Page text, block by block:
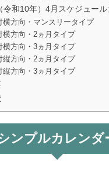
令和10年）4月スケジュー
横方向・マンスリータイプ
横方向・2ヵ月タイプ
横方向・3ヵ月タイプ
縦方向・2ヵ月タイプ
縦方向・3ヵ月タイプ
ンプルカレンダ